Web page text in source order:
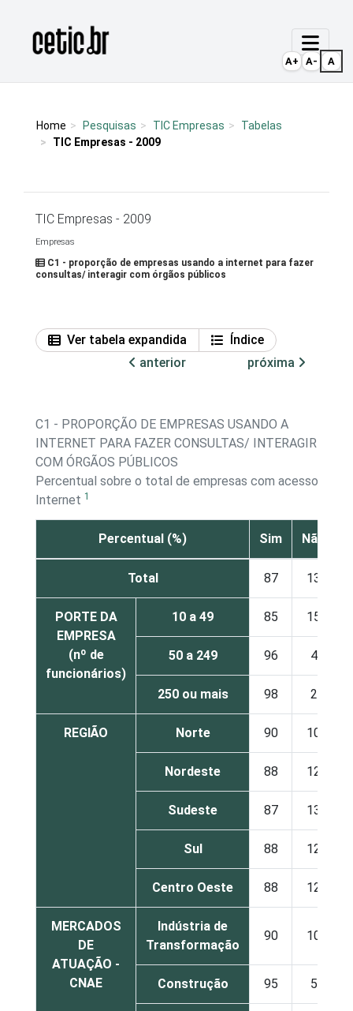
Página inicial
Home Pesquisas TIC Empresas
Tabelas
TIC Empresas - 2009
TIC Empresas - 2009
Empresas
C1 - proporção de empresas usando a internet para fazer
consultas/ interagir com órgãos públicos
Ver tabela expandida
Índice
anterior
próxima
C1 - PROPORÇÃO DE EMPRESAS USANDO A
INTERNET PARA FAZER CONSULTAS/ INTERAGIR
COM ÓRGÃOS PÚBLICOS
Percentual sobre o total de empresas com acesso à
Internet 1
Percentual (%) Sim Não
Total 87 13
PORTE DA
EMPRESA
(nº de
funcionários)
10 a 49 85 15
50 a 249 96 4
250 ou mais 98 2
REGIÃO Norte 90 10
Nordeste 88 12
Sudeste 87 13
Sul 88 12
Centro Oeste 88 12
MERCADOS
DE
ATUAÇÃO -
CNAE
Indústria de
Transformação
90 10
Construção 95 5
A+ A- A